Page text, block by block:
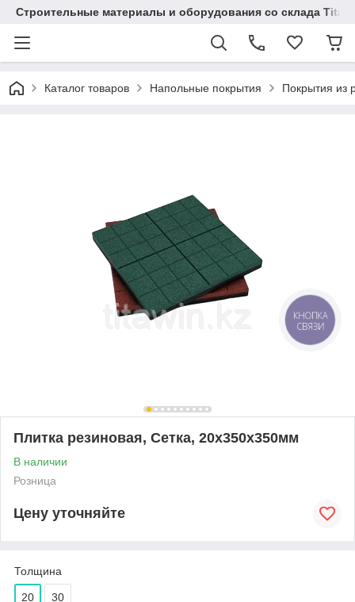
Строительные материалы и оборудования со склада
Каталог товаров Напольные покрытия Покрытия из
Плитка резиновая, Сетка, 20х350х350мм
В наличии
Розница
Цену уточняйте
Толщина
20 30
КНОПКА
СВЯЗИ